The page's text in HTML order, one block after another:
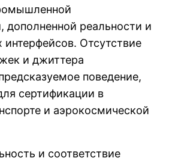
дополненной реальности и
интерфейсов. Отсутствие
и джиттера
поведение,
сертификации в
и аэрокосмической
и соответствие